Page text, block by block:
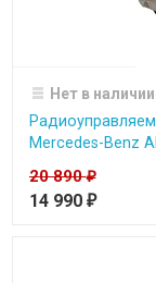
Нет в наличии
Mercedes-Benz
20 890₽
14 990 ₽